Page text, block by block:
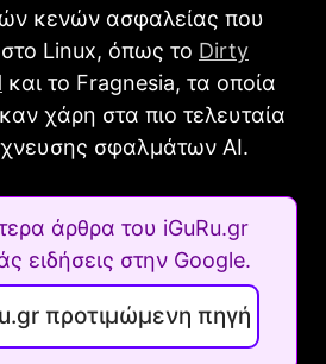
κενών ασφαλείας που
Linux, όπως το Dirty
και το Fragnesia, τα οποία
χάρη στα πιο τελευταία
σφαλμάτων AI.
άρθρα του iGuRu.gr
ειδήσεις στην Google.
προτιμώμενη πηγή